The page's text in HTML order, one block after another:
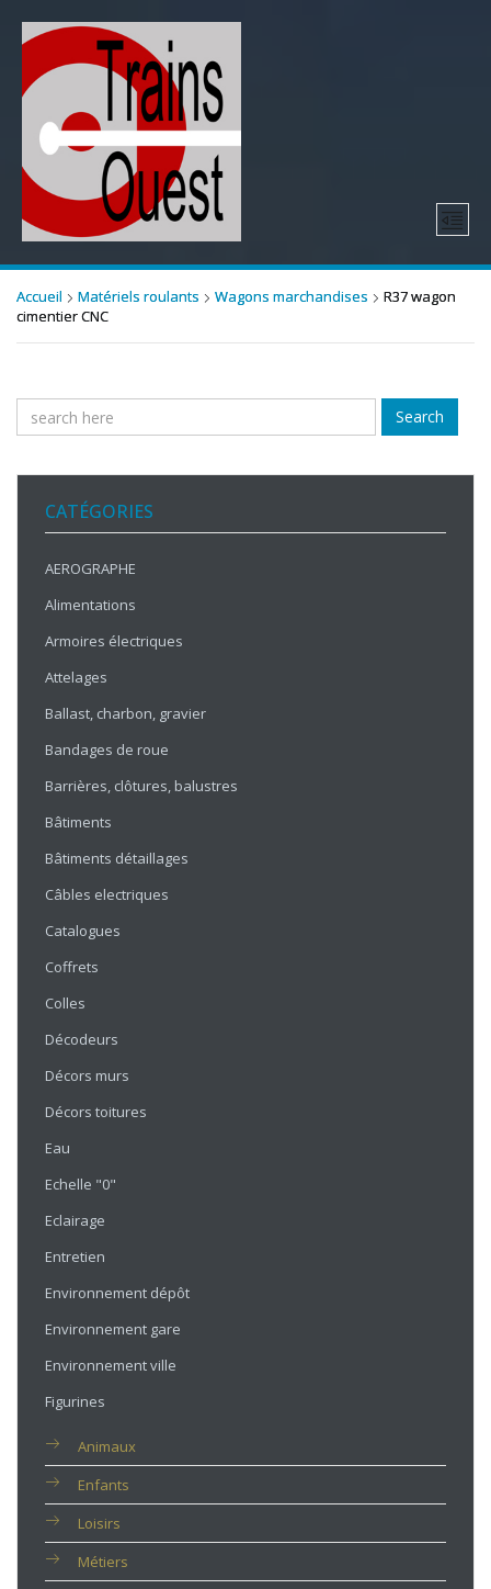
Accueil Matériels roulants Wagons marchandises
R37 wagon
cimentier CNC
Search
CATÉGORIES
AEROGRAPHE
Alimentations
Armoires électriques
Attelages
Ballast, charbon, gravier
Bandages de roue
Barrières, clôtures, balustres
Bâtiments
Bâtiments détaillages
Câbles electriques
Catalogues
Coffrets
Colles
Décodeurs
Décors murs
Décors toitures
Eau
Echelle "0"
Eclairage
Entretien
Environnement dépôt
Environnement gare
Environnement ville
Figurines
Animaux
Enfants
Loisirs
Métiers